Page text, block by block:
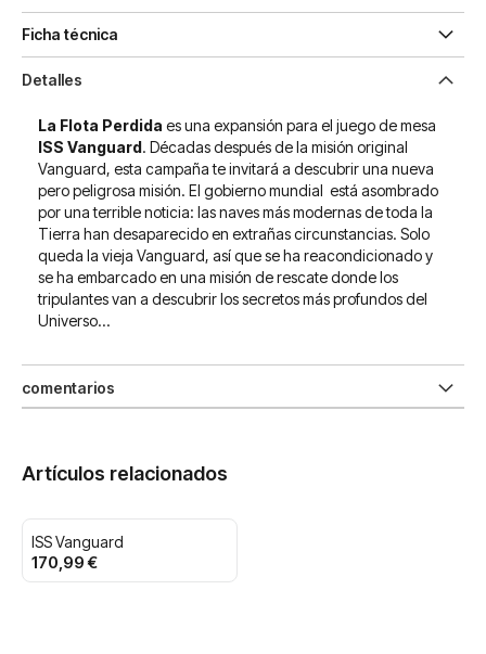
Ficha técnica
Detalles
La Flota Perdida es una expansión para el juego de mesa
ISS Vanguard. Décadas después de la misión original
Vanguard, esta campaña te invitará a descubrir una nueva
pero peligrosa misión. El gobierno mundial está asombrado
por una terrible noticia: las naves más modernas de toda la
Tierra han desaparecido en extrañas circunstancias. Solo
queda la vieja Vanguard, así que se ha reacondicionado y
se ha embarcado en una misión de rescate donde los
tripulantes van a descubrir los secretos más profundos del
Universo…
comentarios
Artículos relacionados
ISS Vanguard
170,99 €